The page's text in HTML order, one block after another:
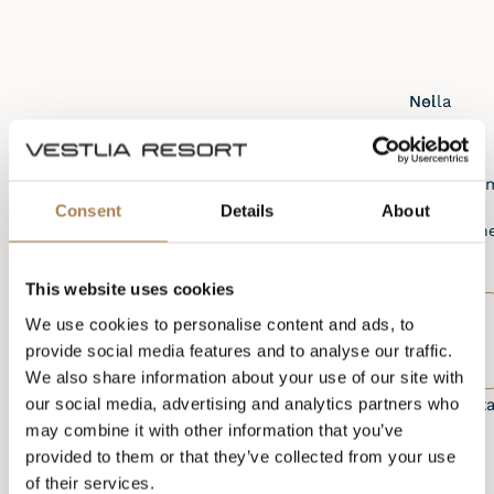
Consent Details About
This website uses cookies
We use cookies to personalise content and ads, to
provide social media features and to analyse our traffic.
We also share information about your use of our site with
our social media, advertising and analytics partners who
may combine it with other information that you’ve
provided to them or that they’ve collected from your use
of their services.
Noi
Vestlia
la
abbiamo
scelto
di
abbellire
nostre
Nella
Kai
le
da
splendidi
dipinti
Fjell.
CONTATTATECI
PER UNA
PASSEGGIATA
D'ARTE
gruppi
di
almeno
10